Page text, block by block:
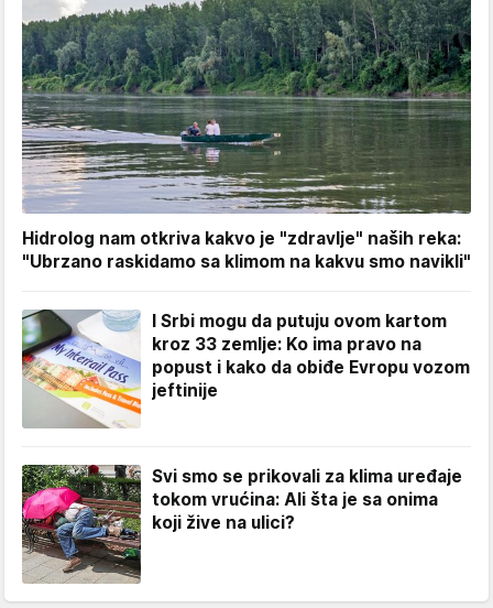
Hidrolog nam otkriva kakvo je "zdravlje" naših reka:
"Ubrzano raskidamo sa klimom na kakvu smo navikli"
I Srbi mogu da putuju ovom kartom
kroz 33 zemlje: Ko ima pravo na
popust i kako da obiđe Evropu vozom
jeftinije
Svi smo se prikovali za klima uređaje
tokom vrućina: Ali šta je sa onima
koji žive na ulici?